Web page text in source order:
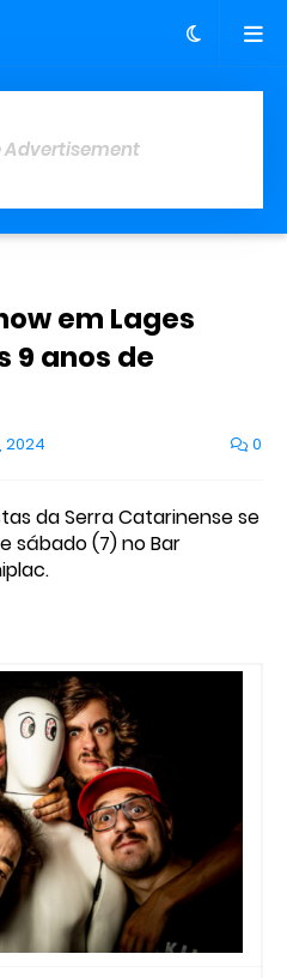
Advertisement
em Lages
9 anos de
2024 0
da Serra Catarinense se
sábado (7) no Bar